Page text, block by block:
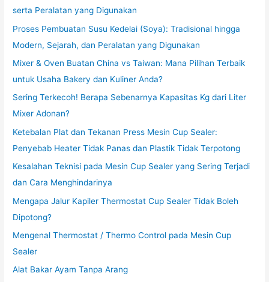
serta Peralatan yang Digunakan
Proses Pembuatan Susu Kedelai (Soya): Tradisional hingga
Modern, Sejarah, dan Peralatan yang Digunakan
Mixer & Oven Buatan China vs Taiwan: Mana Pilihan Terbaik
untuk Usaha Bakery dan Kuliner Anda?
Sering Terkecoh! Berapa Sebenarnya Kapasitas Kg dari Liter
Mixer Adonan?
Ketebalan Plat dan Tekanan Press Mesin Cup Sealer:
Penyebab Heater Tidak Panas dan Plastik Tidak Terpotong
Kesalahan Teknisi pada Mesin Cup Sealer yang Sering Terjadi
dan Cara Menghindarinya
Mengapa Jalur Kapiler Thermostat Cup Sealer Tidak Boleh
Dipotong?
Mengenal Thermostat / Thermo Control pada Mesin Cup
Sealer
Alat Bakar Ayam Tanpa Arang